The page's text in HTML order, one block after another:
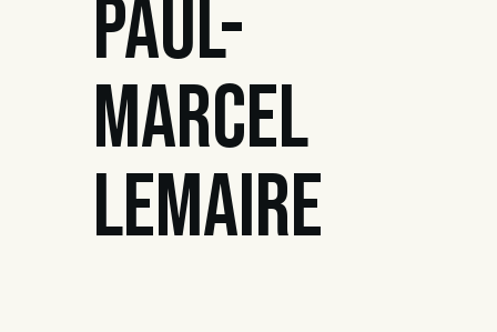
PAUL-
MARCEL
LEMAIRE